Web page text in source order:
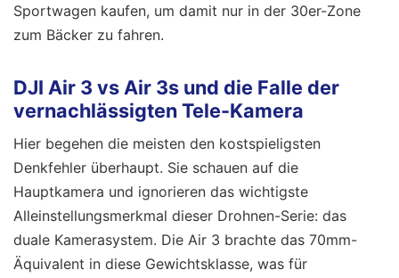
Sportwagen kaufen, um damit nur in der 30er-Zone
zum Bäcker zu fahren.
DJI Air 3 vs Air 3s und die Falle der
vernachlässigten Tele-Kamera
Hier begehen die meisten den kostspieligsten
Denkfehler überhaupt. Sie schauen auf die
Hauptkamera und ignorieren das wichtigste
Alleinstellungsmerkmal dieser Drohnen-Serie: das
duale Kamerasystem. Die Air 3 brachte das 70mm-
Äquivalent in diese Gewichtsklasse, was für